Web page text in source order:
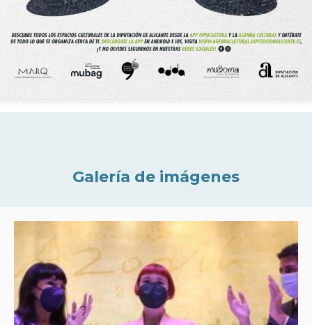
Galería de imágenes